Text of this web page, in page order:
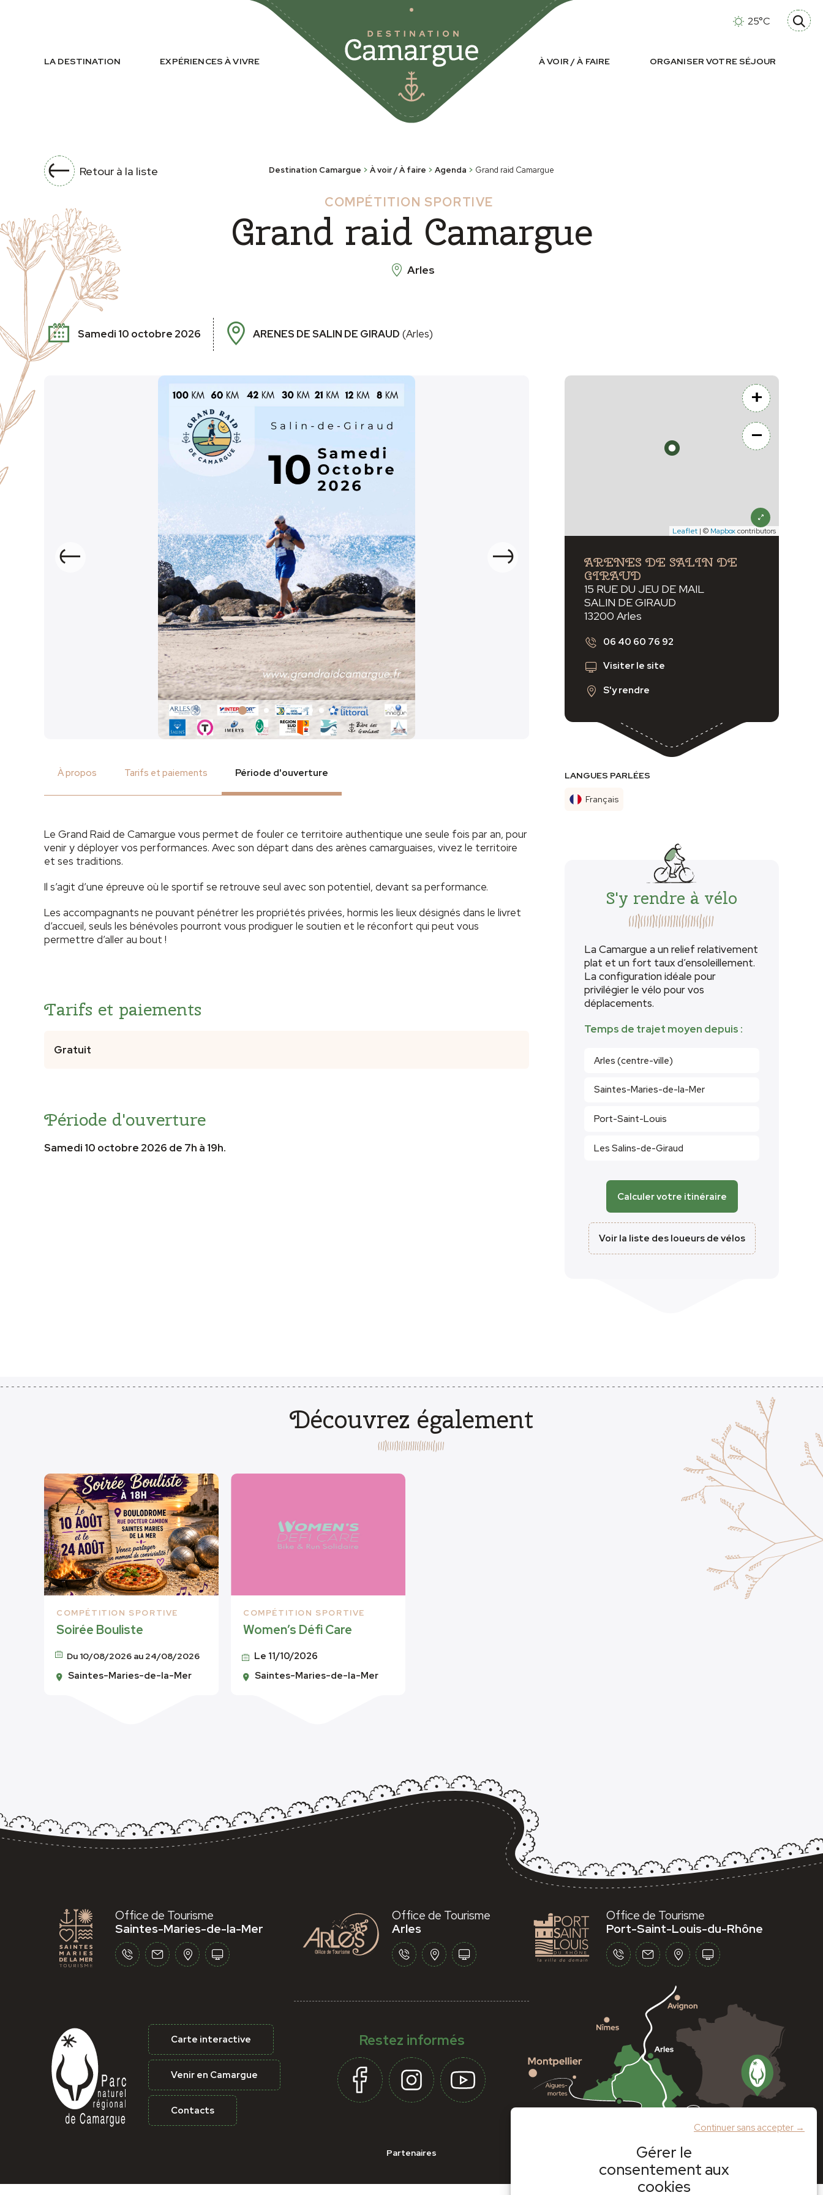
Gérer le
consentement aux
cookies
Continuer sans accepter →
25°C
LA DESTINATION EXPÉRIENCES À VIVRE À VOIR / À FAIRE ORGANISER VOTRE SÉJOUR
Retour à la liste Destination Camargue > À voir / À faire > Agenda > Grand raid Camargue
COMPÉTITION SPORTIVE
Grand raid Camargue
Arles
Samedi 10 octobre 2026 ARENES DE SALIN DE GIRAUD (Arles)
Précédent Suivant
À propos Tarifs et paiements Période d'ouverture
Le Grand Raid de Camargue vous permet de fouler ce territoire authentique une seule fois par an, pour
venir y déployer vos performances. Avec son départ dans des arènes camarguaises, vivez le territoire
et ses traditions.
Il s’agit d’une épreuve où le sportif se retrouve seul avec son potentiel, devant sa performance.
Les accompagnants ne pouvant pénétrer les propriétés privées, hormis les lieux désignés dans le livret
d’accueil, seuls les bénévoles pourront vous prodiguer le soutien et le réconfort qui peut vous
permettre d’aller au bout !
Tarifs et paiements
Gratuit
Période d'ouverture
Samedi 10 octobre 2026 de 7h à 19h.
+
−
Leaflet | © Mapboxcontributors
ARENES DE SALIN DE
GIRAUD
15 RUE DU JEU DE MAIL
SALIN DE GIRAUD
13200 Arles
06 40 60 76 92
Visiter le site
S'y rendre
LANGUES PARLÉES
Français
S'y rendre à vélo
La Camargue a un relief relativement
plat et un fort taux d’ensoleillement.
La configuration idéale pour
privilégier le vélo pour vos
déplacements.
Temps de trajet moyen depuis :
Arles (centre-ville)
Saintes-Maries-de-la-Mer
Port-Saint-Louis
Les Salins-de-Giraud
Calculer votre itinéraire
Voir la liste des loueurs de vélos
Découvrez également
COMPÉTITION SPORTIVE
Soirée Bouliste
Du 10/08/2026 au 24/08/2026
Saintes-Maries-de-la-Mer
COMPÉTITION SPORTIVE
Women’s Défi Care
Le 11/10/2026
Saintes-Maries-de-la-Mer
Office de Tourisme
Saintes-Maries-de-la-Mer
Office de Tourisme
Arles
Office de Tourisme
Port-Saint-Louis-du-Rhône
Carte interactive
Venir en Camargue
Contacts
Restez informés
Partenaires